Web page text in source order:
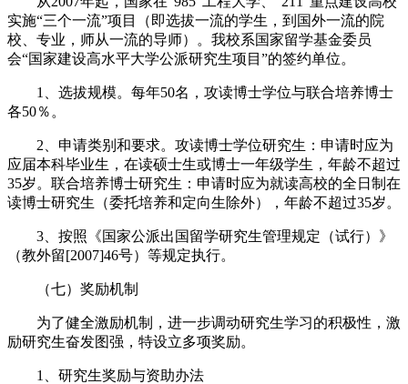
实施“三个一流”项目（即选拔一流的学生，到国外一流的院
校、专业，师从一流的导师）。我校系国家留学基金委员
会“国家建设高水平大学公派研究生项目”的签约单位。
1、选拔规模。每年50名，攻读博士学位与联合培养博士
各50％。
2、申请类别和要求。攻读博士学位研究生：申请时应为
应届本科毕业生，在读硕士生或博士一年级学生，年龄不超过
35岁。联合培养博士研究生：申请时应为就读高校的全日制在
读博士研究生（委托培养和定向生除外），年龄不超过35岁。
3、按照《国家公派出国留学研究生管理规定（试行）》
（教外留[2007]46号）等规定执行。
（七）奖励机制
为了健全激励机制，进一步调动研究生学习的积极性，激
励研究生奋发图强，特设立多项奖励。
1、研究生奖励与资助办法